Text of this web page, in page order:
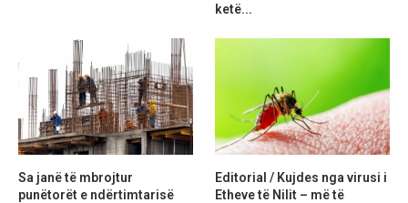
ketë...
Sa janë të mbrojtur
punëtorët e ndërtimtarisë
Editorial / Kujdes nga virusi i
Etheve të Nilit – më të